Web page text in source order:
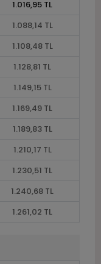
1.016,95 TL
1.088,14 TL
1.108,48 TL
1.128,81 TL
1.149,15 TL
1.169,49 TL
1.189,83 TL
1.210,17 TL
1.230,51 TL
1.240,68 TL
1.261,02 TL